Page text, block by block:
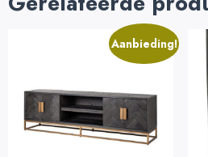
Aanbieding!